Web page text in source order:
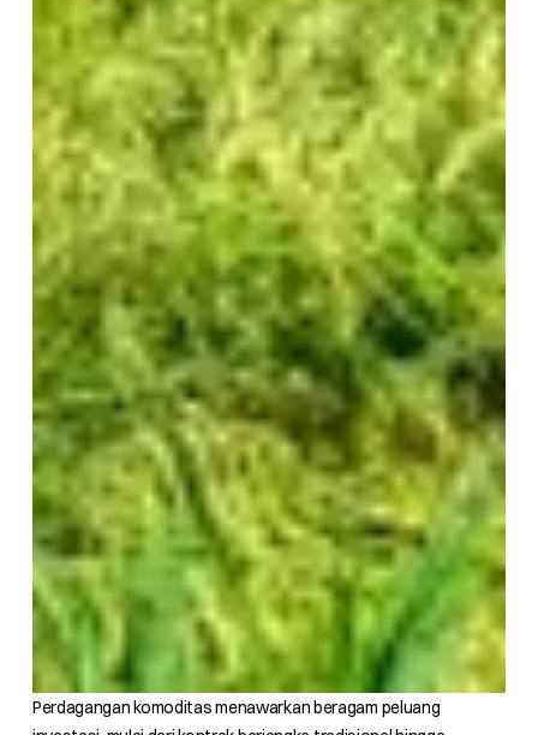
Perdagangan komoditas menawarkan beragam peluang